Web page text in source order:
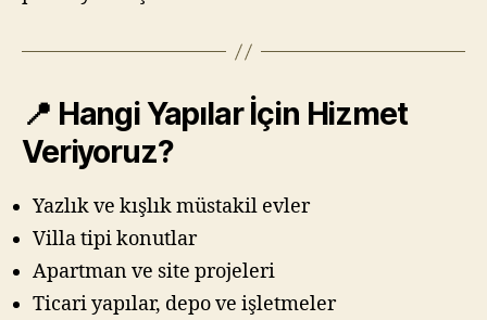
📍 Hangi Yapılar İçin Hizmet
Veriyoruz?
Yazlık ve kışlık müstakil evler
Villa tipi konutlar
Apartman ve site projeleri
Ticari yapılar, depo ve işletmeler